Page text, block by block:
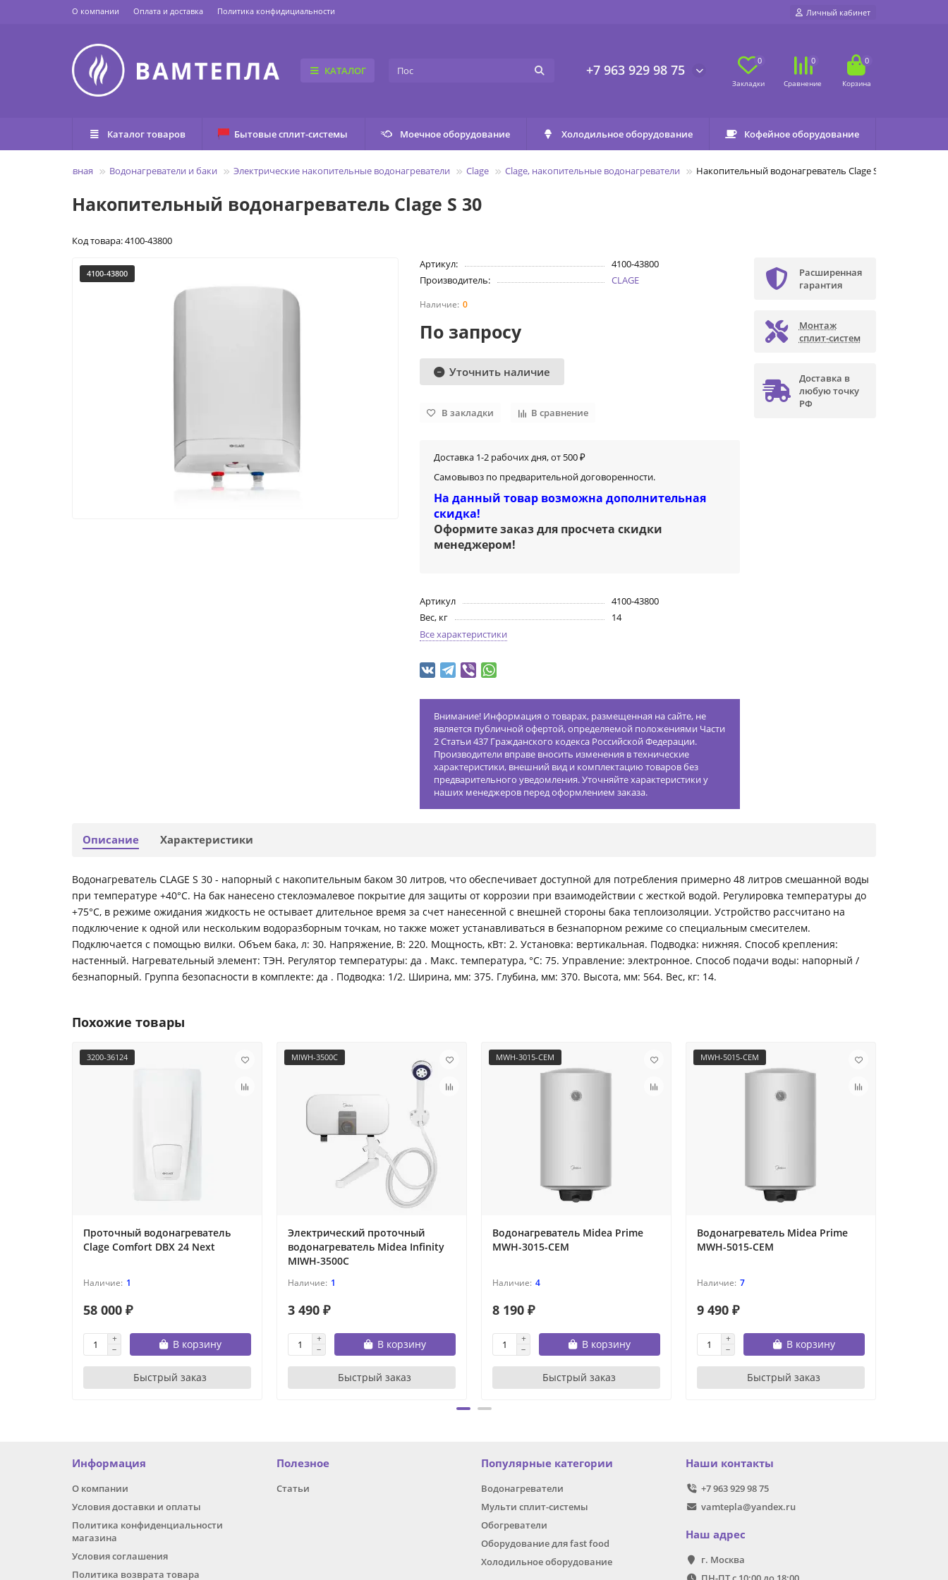
О компании Оплата и доставка Политика конфидициальности Личный кабинет
КАТАЛОГ +7 963 929 98 75
0 0 0
Каталог товаров Бытовые сплит-системы Моечное оборудование Холодильное оборудование Кофейное оборудование
Главная Водонагреватели и баки Электрические накопительные водонагреватели Clage Clage, накопительные водонагреватели Накопительный водонагреватель Clage S 30
Накопительный водонагреватель Clage S 30
Код товара: 4100-43800
4100-43800
Артикул:
4100-43800
Производитель:
CLAGE
0
По запросу
Уточнить наличие
В закладки В сравнение
Доставка 1-2 рабочих дня, от 500 ₽
Самовывоз по предварительной договоренности.
На данный товар возможна дополнительная
скидка!
Оформите заказ для просчета скидки
менеджером!
Артикул
4100-43800
Вес, кг
14
Все характеристики
Внимание! Информация о товарах, размещенная на сайте, не
является публичной офертой, определяемой положениями Части
2 Статьи 437 Гражданского кодекса Российской Федерации.
Производители вправе вносить изменения в технические
характеристики, внешний вид и комплектацию товаров без
предварительного уведомления. Уточняйте характеристики у
наших менеджеров перед оформлением заказа.
Расширенная
гарантия
Монтаж
сплит-систем
Доставка в
любую точку
РФ
Описание Характеристики
Водонагреватель CLAGE S 30 - напорный с накопительным баком 30 литров, что обеспечивает доступной для потребления примерно 48 литров смешанной воды
при температуре +40°C. На бак нанесено стеклоэмалевое покрытие для защиты от коррозии при взаимодействии с жесткой водой. Регулировка температуры до
+75°C, в режиме ожидания жидкость не остывает длительное время за счет нанесенной с внешней стороны бака теплоизоляции. Устройство рассчитано на
подключение к одной или нескольким водоразборным точкам, но также может устанавливаться в безнапорном режиме со специальным смесителем.
Подключается с помощью вилки. Объем бака, л: 30. Напряжение, В: 220. Мощность, кВт: 2. Установка: вертикальная. Подводка: нижняя. Способ крепления:
настенный. Нагревательный элемент: ТЭН. Регулятор температуры: да . Макс. температура, °C: 75. Управление: электронное. Способ подачи воды: напорный /
безнапорный. Группа безопасности в комплекте: да . Подводка: 1/2. Ширина, мм: 375. Глубина, мм: 370. Высота, мм: 564. Вес, кг: 14.
Похожие товары
3200-36124
Проточный водонагреватель
Clage Comfort DBX 24 Next
1
58 000 ₽
В корзину
Быстрый заказ
MIWH-3500C
Электрический проточный
водонагреватель Midea Infinity
MIWH-3500C
1
3 490 ₽
В корзину
Быстрый заказ
MWH-3015-CEM
Водонагреватель Midea Prime
MWH-3015-CEM
4
8 190 ₽
В корзину
Быстрый заказ
MWH-5015-CEM
Водонагреватель Midea Prime
MWH-5015-CEM
7
9 490 ₽
В корзину
Быстрый заказ
Информация
О компании
Условия доставки и оплаты
Политика конфиденциальности
магазина
Условия соглашения
Политика возврата товара
Полезное
Статьи
Популярные категории
Водонагреватели
Мульти сплит-системы
Обогреватели
Оборудование для fast food
Холодильное оборудование
Наши контакты
+7 963 929 98 75
vamtepla@yandex.ru
Наш адрес
г. Москва